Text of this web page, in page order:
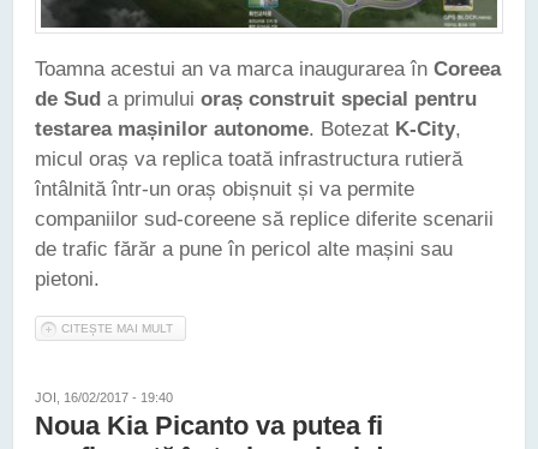
Toamna acestui an va marca inaugurarea în Coreea
de Sud a primului oraș construit special pentru
testarea mașinilor autonome. Botezat K-City,
micul oraș va replica toată infrastructura rutieră
întâlnită într-un oraș obișnuit și va permite
companiilor sud-coreene să replice diferite scenarii
de trafic fărăr a pune în pericol alte mașini sau
pietoni.
CITEȘTE MAI MULT
JOI, 16/02/2017 - 19:40
Noua Kia Picanto va putea fi